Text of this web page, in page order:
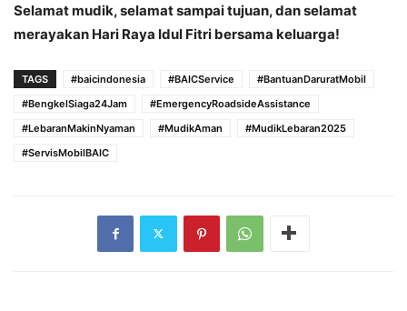
Selamat mudik, selamat sampai tujuan, dan selamat
merayakan Hari Raya Idul Fitri bersama keluarga!
TAGS #baicindonesia #BAICService
#BantuanDaruratMobil
#BengkelSiaga24Jam
#EmergencyRoadsideAssistance
#LebaranMakinNyaman
#MudikAman
#MudikLebaran2025
#ServisMobilBAIC